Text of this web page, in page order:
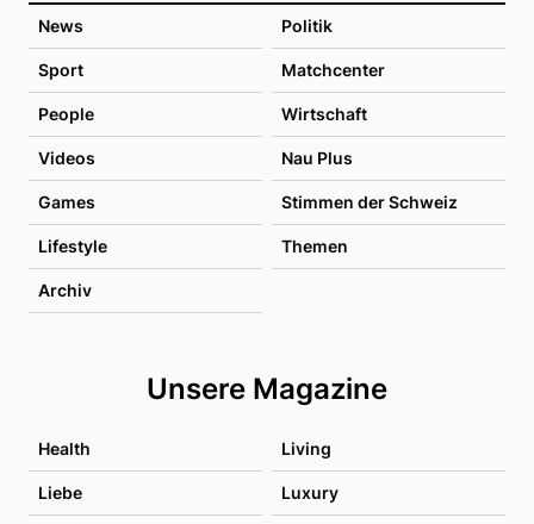
News Politik
Sport Matchcenter
People Wirtschaft
Videos Nau Plus
Games Stimmen der Schweiz
Lifestyle Themen
Archiv
Unsere Magazine
Health Living
Liebe Luxury